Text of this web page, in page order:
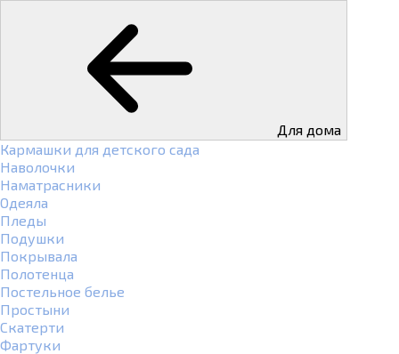
Для дома
Кармашки для детского сада
Наволочки
Наматрасники
Одеяла
Пледы
Подушки
Покрывала
Полотенца
Постельное белье
Простыни
Скатерти
Фартуки